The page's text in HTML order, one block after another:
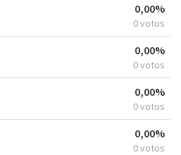
0,00%
0 votos
0,00%
0 votos
0,00%
0 votos
0,00%
0 votos